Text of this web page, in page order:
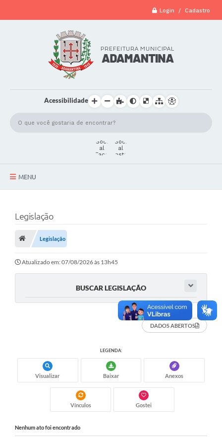
Login / Cadastro
Acessibilidade
MENU
Secretarias
Legislação
Atos Municipais
Aldir Blanc (PNAB)
Arquivos para Download
PROCON
Legislação
Legislação
Atualizado em: 07/08/2026 às 13h45
BUSCAR LEGISLAÇÃO
DADOS ABERTOS
LEGENDA:
Visualizar Baixar Anexos
Vínculos Gostei
Nenhum ato foi encontrado